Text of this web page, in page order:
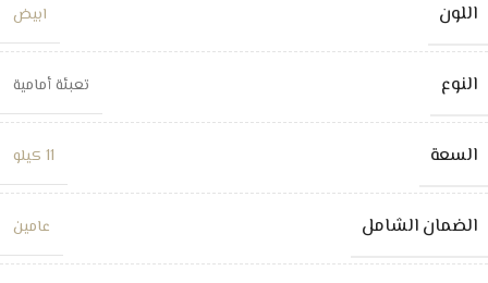
اللون ابيض
النوع تعبئة أمامية
السعة 11 كيلو
الضمان الشامل عامين